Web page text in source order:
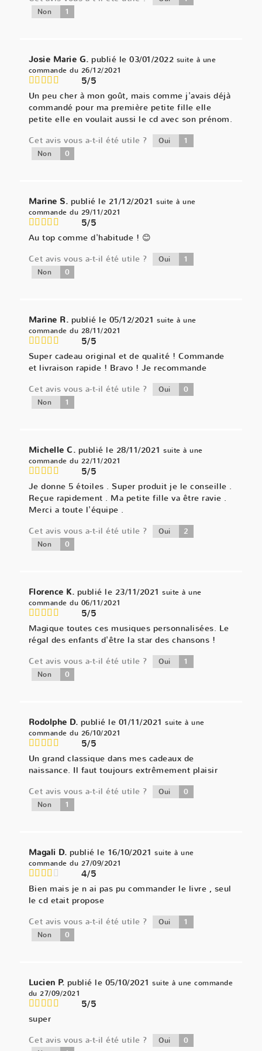
Non 1
Josie Marie G.publié le 03/01/2022 suite à une
commande du 26/12/2021
5/5
Un peu cher à mon goût, mais comme j'avais déjà
commandé pour ma première petite fille elle
petite elle en voulait aussi le cd avec son prénom.
Cet avis vous a-t-il été utile ?
Oui 1
Non 0
Marine S. publié le 21/12/2021 suite à une
commande du 29/11/2021
5/5
Au top comme d'habitude ! 😊
Cet avis vous a-t-il été utile ?
Oui 1
Non 0
Marine R. publié le 05/12/2021 suite à une
commande du 28/11/2021
5/5
Super cadeau original et de qualité ! Commande
et livraison rapide ! Bravo ! Je recommande
Cet avis vous a-t-il été utile ?
Oui 0
Non 1
Michelle C. publié le 28/11/2021 suite à une
commande du 22/11/2021
5/5
Je donne 5 étoiles . Super produit je le conseille .
Reçue rapidement . Ma petite fille va être ravie .
Merci a toute l'équipe .
Cet avis vous a-t-il été utile ?
Oui 2
Non 0
Florence K. publié le 23/11/2021 suite à une
commande du 06/11/2021
5/5
Magique toutes ces musiques personnalisées. Le
régal des enfants d'être la star des chansons !
Cet avis vous a-t-il été utile ?
Oui 1
Non 0
Rodolphe D. publié le 01/11/2021 suite à une
commande du 26/10/2021
5/5
Un grand classique dans mes cadeaux de
naissance. Il faut toujours extrêmement plaisir
Cet avis vous a-t-il été utile ?
Oui 0
Non 1
Magali D. publié le 16/10/2021 suite à une
commande du 27/09/2021
4/5
Bien mais je n ai pas pu commander le livre , seul
le cd etait propose
Cet avis vous a-t-il été utile ?
Oui 1
Non 0
Lucien P. publié le 05/10/2021 suite à une commande
du 27/09/2021
5/5
super
Cet avis vous a-t-il été utile ?
Oui 0